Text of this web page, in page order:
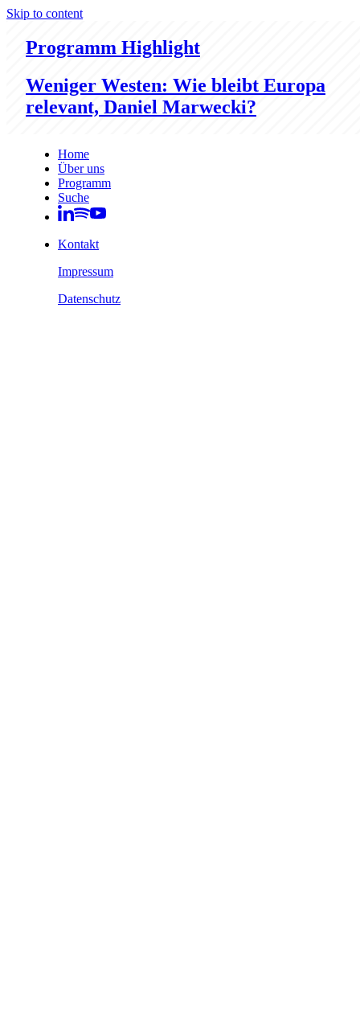
Skip to content
Programm Highlight
Weniger Westen: Wie bleibt Europa
relevant, Daniel Marwecki?
Home
Über uns
Programm
Suche
Kontakt
Impressum
Datenschutz